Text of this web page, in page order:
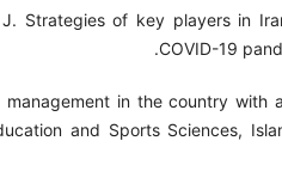
J. Strategies of key players in
COVID-19
in the country with
and Sports Sciences,